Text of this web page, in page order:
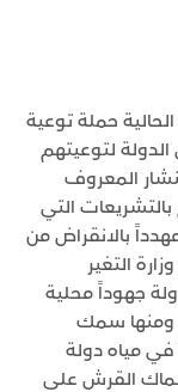
حملة توعية
لتوعيتهم
المعروف
التي
بالانقراض من
التغير
جهوداً محلية
ومنها سمك
مياه دولة
القرش على